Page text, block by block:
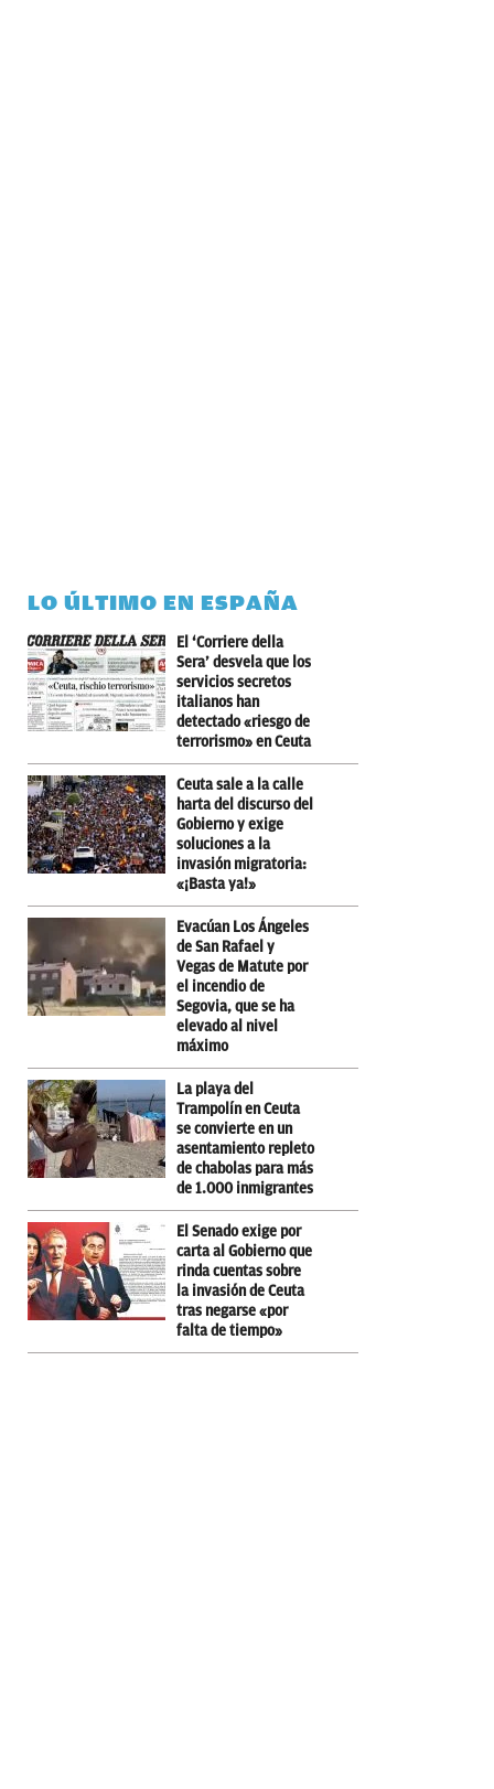
LO ÚLTIMO EN ESPAÑA
El ‘Corriere della
Sera’ desvela que los
servicios secretos
italianos han
detectado «riesgo de
terrorismo» en Ceuta
Ceuta sale a la calle
harta del discurso del
Gobierno y exige
soluciones a la
invasión migratoria:
«¡Basta ya!»
Evacúan Los Ángeles
de San Rafael y
Vegas de Matute por
el incendio de
Segovia, que se ha
elevado al nivel
máximo
La playa del
Trampolín en Ceuta
se convierte en un
asentamiento repleto
de chabolas para más
de 1.000 inmigrantes
El Senado exige por
carta al Gobierno que
rinda cuentas sobre
la invasión de Ceuta
tras negarse «por
falta de tiempo»